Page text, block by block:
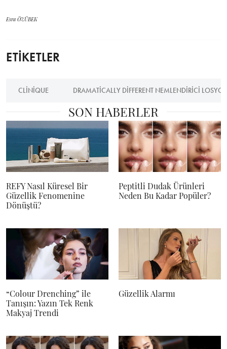
Esra ÖZÜBEK
ETİKETLER
CLINIQUE DRAMATICALLY DIFFERENT NEMLENDIRICI
SON HABERLER
REFY Nasıl Küresel Bir
Güzellik Fenomenine
Dönüştü?
Peptitli Dudak Ürünleri
Neden Bu Kadar Popüler?
“Colour Drenching” ile
Tanışın: Yazın Tek Renk
Makyaj Trendi
Güzellik Alarmı